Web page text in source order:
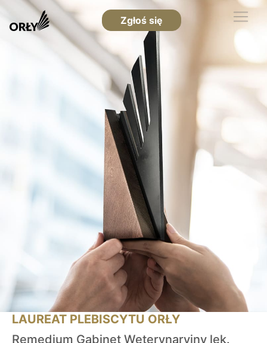
Zgłoś się
LAUREAT PLEBISCYTU ORŁY
Remedium Gabinet Weterynaryjny lek.